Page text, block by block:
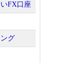
FX口座
グ